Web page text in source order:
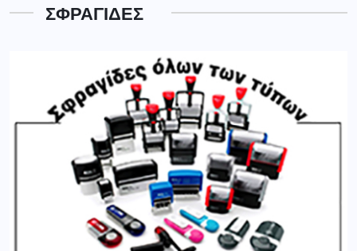
ΣΦΡΑΓΙΔΕΣ